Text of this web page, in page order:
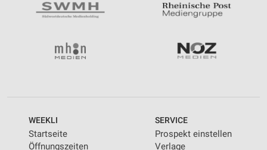
WEEKLI
Startseite
Öffnungszeiten
SERVICE
Prospekt einstellen
Verlage